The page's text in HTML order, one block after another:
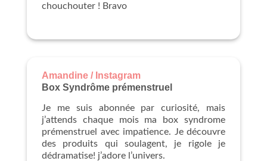
chouchouter ! Bravo
Amandine / Instagram
Box Syndrôme prémenstruel
Je me suis abonnée par curiosité, mais
j’attends chaque mois ma box syndrome
prémenstruel avec impatience. Je découvre
des produits qui soulagent, je rigole je
dédramatise! j’adore l’univers.